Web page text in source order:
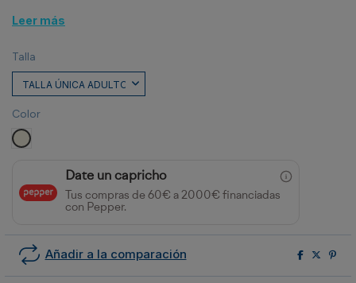
Leer más
Talla
Color
CRUDO
Date un capricho
Tus compras de 60€ a 2000€ financiadas
con Pepper.
Añadir a la comparación